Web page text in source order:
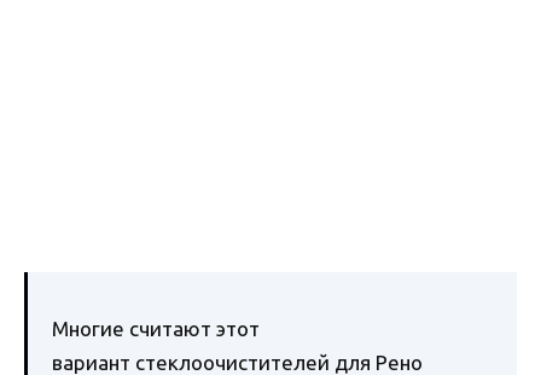
Многие считают этот
вариант стеклоочистителей для Рено